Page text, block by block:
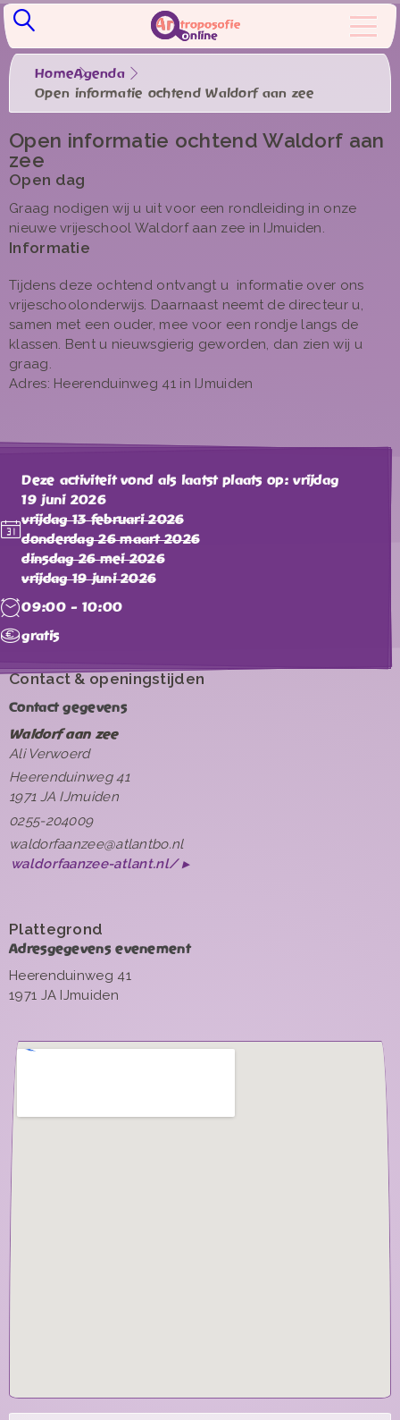
HomeAgenda
Open informatie ochtend Waldorf aan zee
Open informatie ochtend Waldorf aan
zee
Open dag
Graag nodigen wij u uit voor een rondleiding in onze
nieuwe vrijeschool Waldorf aan zee in IJmuiden.
Informatie
Tijdens deze ochtend ontvangt u informatie over ons
vrijeschoolonderwijs. Daarnaast neemt de directeur u,
samen met een ouder, mee voor een rondje langs de
klassen. Bent u nieuwsgierig geworden, dan zien wij u
graag.
Adres: Heerenduinweg 41 in IJmuiden
Deze activiteit vond als laatst plaats op: vrijdag
19 juni 2026
vrijdag 13 februari 2026
donderdag 26 maart 2026
dinsdag 26 mei 2026
vrijdag 19 juni 2026
09:00 - 10:00
gratis
Contact & openingstijden
Contact gegevens
Waldorf aan zee
Ali Verwoerd
Heerenduinweg 41
1971 JA IJmuiden
0255-204009
waldorfaanzee@atlantbo.nl
waldorfaanzee-atlant.nl/
Plattegrond
Adresgegevens evenement
Heerenduinweg 41
1971 JA IJmuiden